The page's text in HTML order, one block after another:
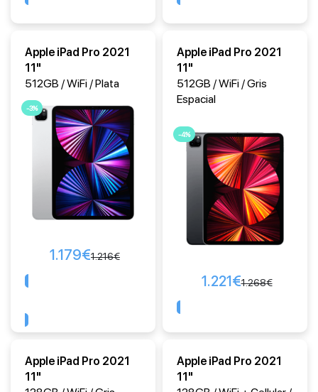
Apple iPad Pro 2021
11"
512GB / WiFi / Plata
-3%
1.216€
1.179€
Apple iPad Pro 2021
11"
512GB / WiFi / Gris
Espacial
-4%
1.268€
1.221€
Apple iPad Pro 2021
11"
Apple iPad Pro 2021
11"